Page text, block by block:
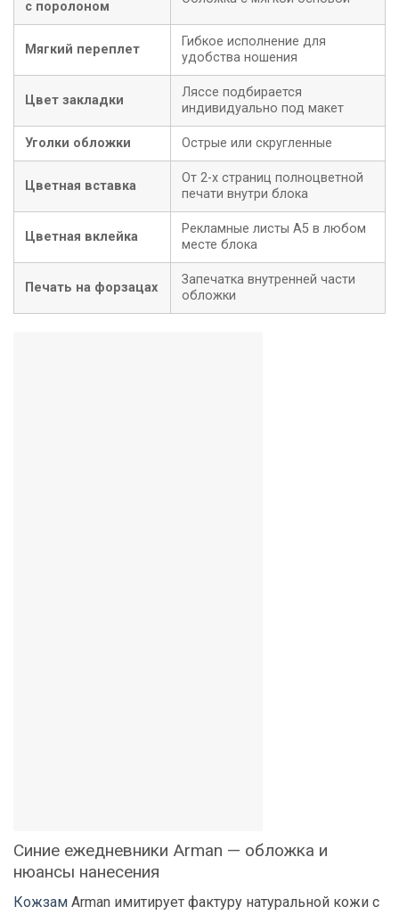
с поролоном
Мягкий переплет
Гибкое исполнение для
удобства ношения
Цвет закладки
Ляссе подбирается
индивидуально под макет
Уголки обложки Острые или скругленные
Цветная вставка
От 2-х страниц полноцветной
печати внутри блока
Цветная вклейка
Рекламные листы А5 в любом
месте блока
Печать на форзацах
Запечатка внутренней части
обложки
Синие ежедневники Arman — обложка и
нюансы нанесения
Кожзам Arman имитирует фактуру натуральной кожи с